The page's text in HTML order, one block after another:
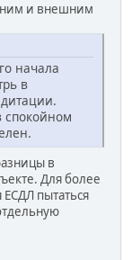
и внешним
начала
в
спокойном
в
Для более
пытаться